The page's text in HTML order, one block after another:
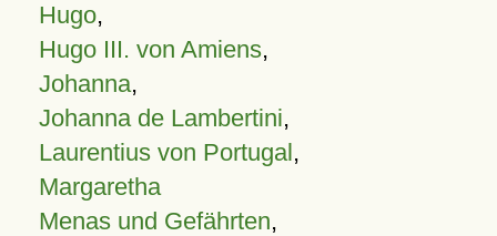
Hugo,
Hugo III. von Amiens,
Johanna,
Johanna de Lambertini,
Laurentius von Portugal,
Margaretha
Menas und Gefährten,